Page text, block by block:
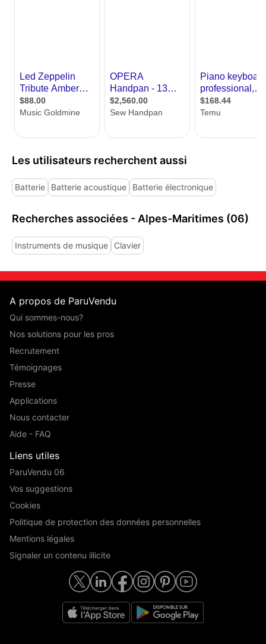
Les utilisateurs recherchent aussi
Batterie Batterie acoustique Batterie électronique
Recherches associées - Alpes-Maritimes (06)
Instruments de musique Clavier
A propos de ParuVendu
Qui sommes-nous?
Nos solutions pour les pros
Recrutement
Témoignages
Presse
Applications
Nous contacter
Aide - FAQ
Liens utiles
ParuVendu 06
Vos suggestions
Cookies
Politique de protection des données personnelles
Mentions légales
Signaler un contenu illicite